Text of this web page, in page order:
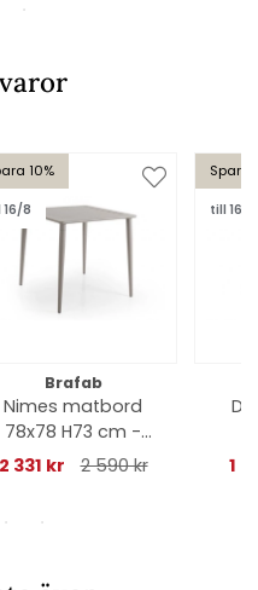
10%
8
Brafab
Nimes matbord
78x78 H73 cm -
khaki
2 331 kr 2 590 kr
Spara
till 16/8
1